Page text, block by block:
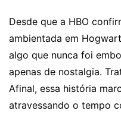
Desde que a HBO
ambientada em
algo que nunca foi
apenas de nostalgia.
Afinal, essa história
atravessando o tempo